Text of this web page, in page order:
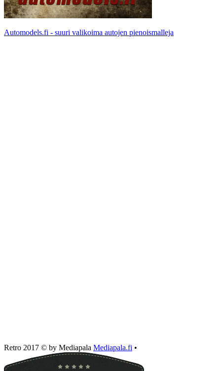
Automodels.fi - suuri valikoima autojen pienoismalleja
Retro 2017 © by Mediapala Mediapala.fi •